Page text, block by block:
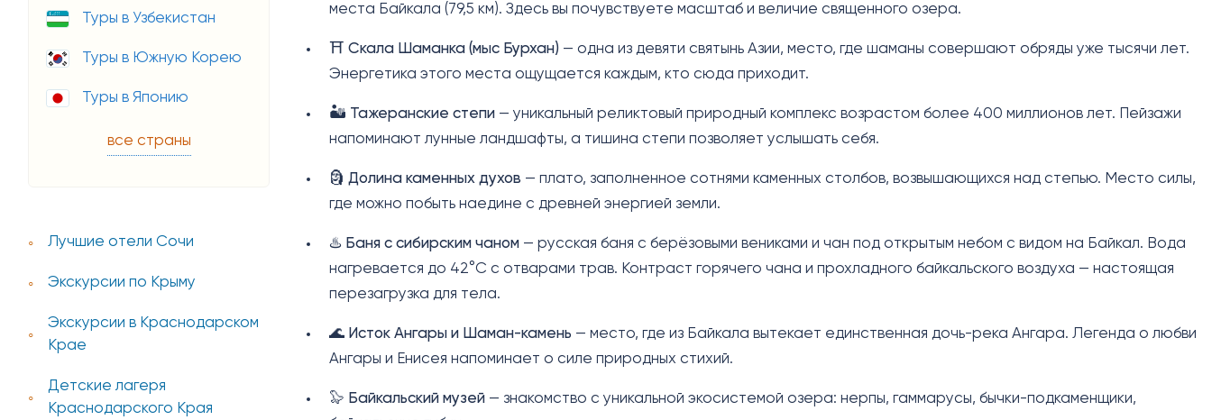
Туры в Узбекистан
Туры в Южную Корею
Туры в Японию
все страны
Лучшие отели Сочи
Экскурсии по Крыму
Экскурсии в Краснодарском
Крае
Детские лагеря
Краснодарского Края
места Байкала (79,5 км). Здесь вы почувствуете масштаб и величие священного озера.
⛩️Скала Шаманка (мыс Бурхан) — одна из девяти святынь Азии, место, где шаманы совершают обряды уже тысячи лет.
Энергетика этого места ощущается каждым, кто сюда приходит.
🏜️ Тажеранские степи — уникальный реликтовый природный комплекс возрастом более 400 миллионов лет. Пейзажи
напоминают лунные ландшафты, а тишина степи позволяет услышать себя.
🗿Долина каменных духов — плато, заполненное сотнями каменных столбов, возвышающихся над степью. Место силы,
где можно побыть наедине с древней энергией земли.
♨️ Баня с сибирским чаном — русская баня с берёзовыми вениками и чан под открытым небом с видом на Байкал. Вода
нагревается до 42°C с отварами трав. Контраст горячего чана и прохладного байкальского воздуха — настоящая
перезагрузка для тела.
🌊 Исток Ангары и Шаман-камень — место, где из Байкала вытекает единственная дочь-река Ангара. Легенда о любви
Ангары и Енисея напоминает о силе природных стихий.
🦭 Байкальский музей — знакомство с уникальной экосистемой озера: нерпы, гаммарусы, бычки-подкаменщики,